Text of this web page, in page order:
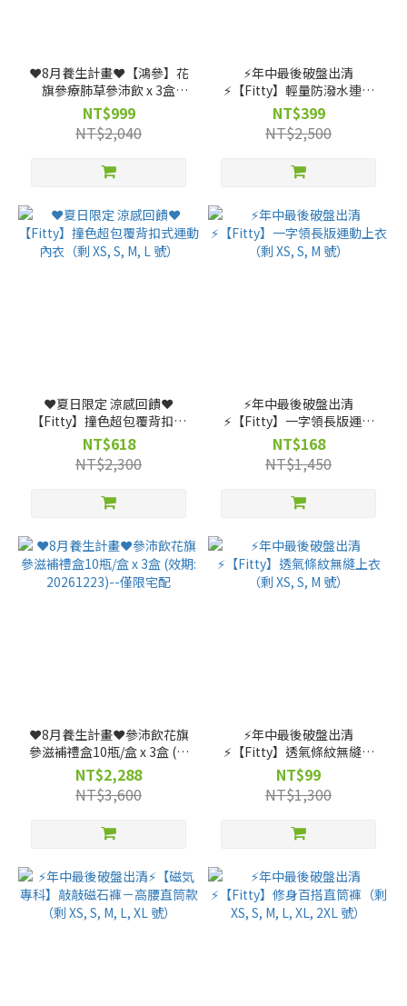
❤️8月養生計畫❤️【鴻參】花
旗參療肺草參沛飲 x 3盒
(25ml x 10包/盒)｜人蔘飲★
清潤舒暢、深層調理(效期:
20261117)
NT$999
NT$2,040
⚡️年中最後破盤出清
⚡️【Fitty】輕量防潑水連帽
機能外套（剩 S, M, L, XL
號）
NT$399
NT$2,500
❤️夏日限定 涼感回饋❤️
【Fitty】撞色超包覆背扣式
運動內衣（剩 XS, S, M, L
號）
NT$618
NT$2,300
⚡️年中最後破盤出清
⚡️【Fitty】一字領長版運動
上衣（剩 XS, S, M 號）
NT$168
NT$1,450
❤️8月養生計畫❤️參沛飲花旗
參滋補禮盒10瓶/盒 x 3盒 (效
期: 20261223)--僅限宅配
NT$2,288
NT$3,600
⚡️年中最後破盤出清
⚡️【Fitty】透氣條紋無縫上
衣（剩 XS, S, M 號）
NT$99
NT$1,300